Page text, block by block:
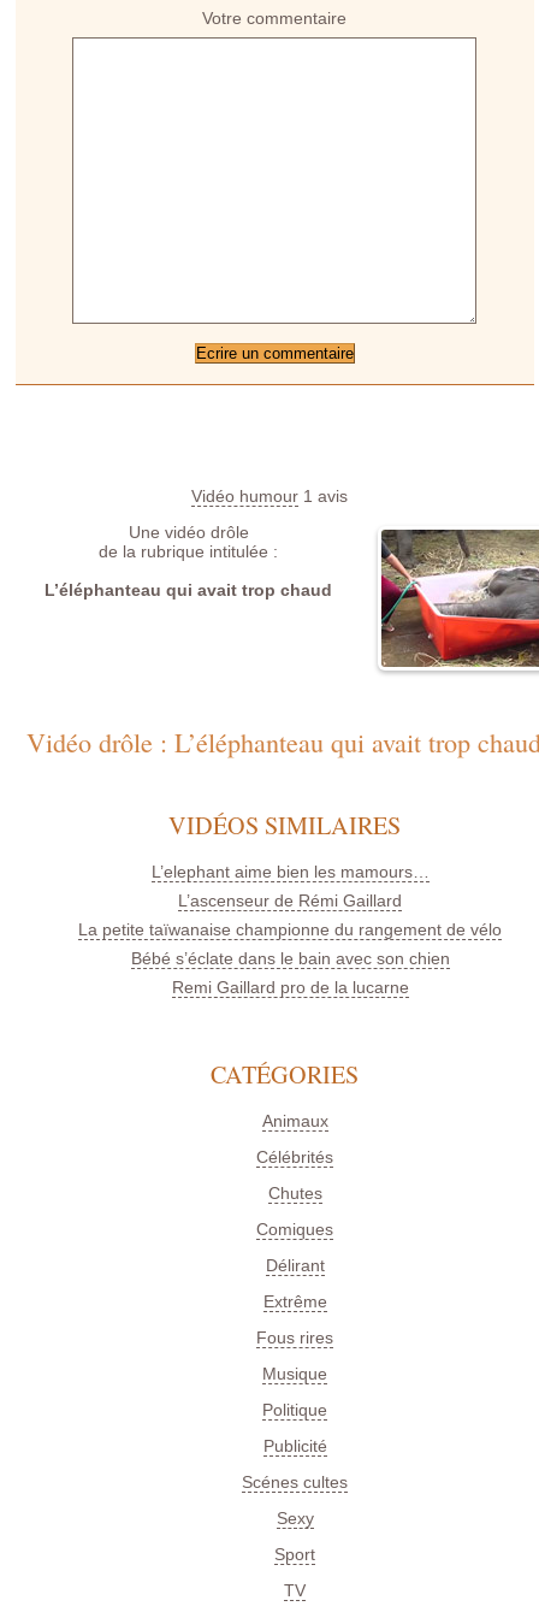
Votre commentaire
Vidéo humour 1 avis
Une vidéo drôle
de la rubrique intitulée :
L’éléphanteau qui avait trop chaud
Vidéo drôle : L’éléphanteau qui avait trop
VIDÉOS SIMILAIRES
L’elephant aime bien les mamours…
L’ascenseur de Rémi Gaillard
La petite taïwanaise championne du rangement de vélo
Bébé s’éclate dans le bain avec son chien
Remi Gaillard pro de la lucarne
CATÉGORIES
Animaux
Célébrités
Chutes
Comiques
Délirant
Extrême
Fous rires
Musique
Politique
Publicité
Scénes cultes
Sexy
Sport
TV